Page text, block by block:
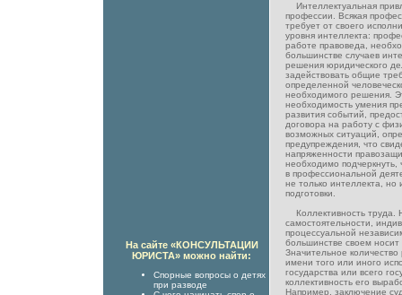
Интеллектуальная
профессии. Всякая
требует от своего
уровня интеллекта:
работе правоведа,
большинстве случаев
решения юридического
задействовать общие
определенной
необходимого решения.
необходимость умения
развития событий,
договора на работу с
возможных ситуаций,
предупреждения, что
напряженности
необходимо подчеркнуть,
в профессиональной
не только интеллекта, но
подготовки.
Коллективность труда.
самостоятельности,
процессуальной
большинстве своем
Значительное
имени того или иного
государства или всего
коллективность его
Например, заключение
На сайте «КОНСУЛЬТАЦИИ
ЮРИСТА» можно найти:
Спорные вопросы о детях
при разводе